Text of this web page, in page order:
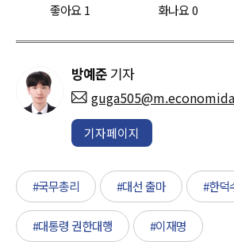
좋아요 1 화나요0
방예준 기자
기자페이지
#국무총리 #대선 출마 #한덕
#대통령 권한대행 #이재명